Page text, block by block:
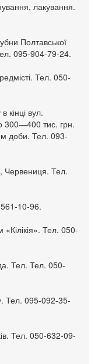
лакування.
Полтавської
095-904-79-24.
Тел. 050-
кінці вул.
300—400 тис. грн.
доби. Тел. 093-
Червениця. Тел.
10-96.
Тел. 050-
Тел. Тел. 050-
Тел. 095-092-35-
Тел. 050-632-09-